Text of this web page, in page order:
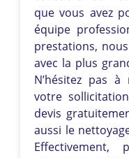
que vous avez
équipe
prestations,
avec la plus
N’hésitez pas
votre
devis
aussi le